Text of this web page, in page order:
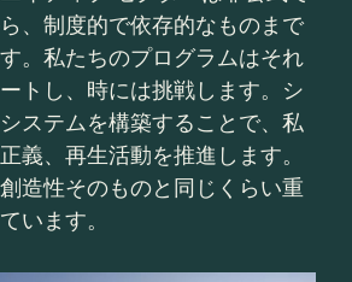
、制度的で依存的なものまで
。私たちのプログラムはそれ
トし、時には挑戦します。シ
ステムを構築することで、私
義、再生活動を推進します。
造性そのものと同じくらい重
います。